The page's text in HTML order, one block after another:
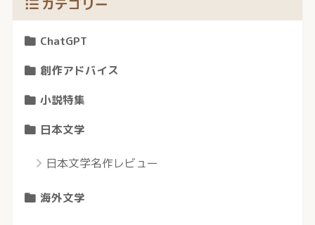
カテゴリー
ChatGPT
創作アドバイス
小説特集
日本文学
日本文学名作レビュー
海外文学